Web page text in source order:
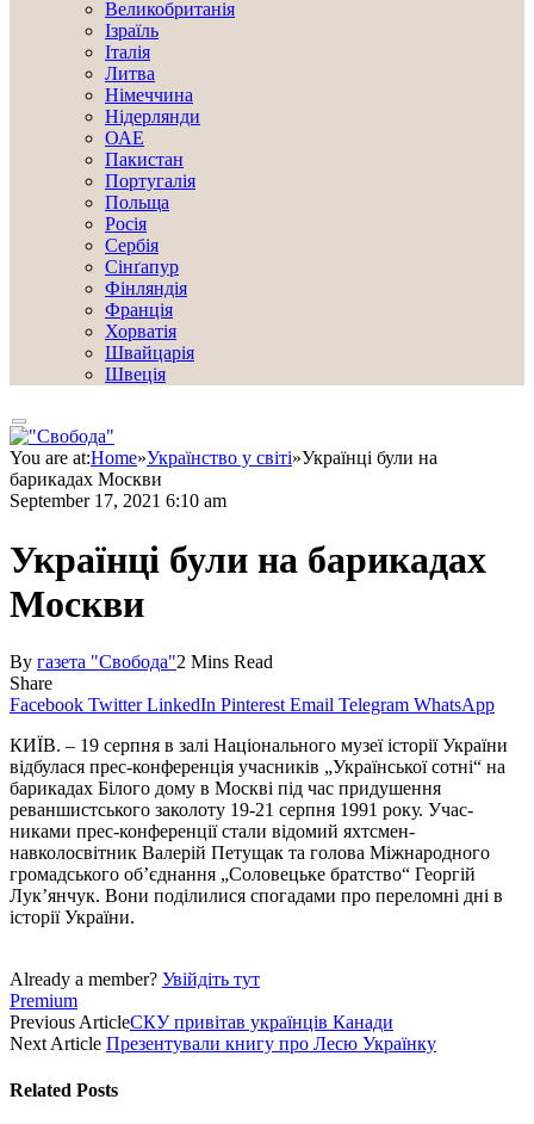
Великобританія
Ізраїль
Італія
Литва
Німеччина
Нідерлянди
ОАЕ
Пакистан
Португалія
Польща
Росія
Сербія
Сінґапур
Фінляндія
Франція
Хорватія
Швайцарія
Швеція
You are at:Home»Українство у світі»Українці були на
барикадах Москви
September 17, 2021 6:10 am
Українці були на барикадах
Москви
By газета "Свобода"2 Mins Read
Share
Facebook Twitter LinkedIn Pinterest Email Telegram WhatsApp
КИЇВ. – 19 серпня в залі Національного музеї історії України
відбулася прес-конференція учасників „Української сотні“ на
барикадах Білого дому в Москві під час придушення
реваншистського заколоту 19-21 серпня 1991 року. Учас­
никами прес-конференції стали відомий яхтсмен-
навколосвітник Валерій Петущак та голова Між­народного
громадського об’єднання „Соло­вецьке братство“ Георгій
Лук’янчук. Вони поділилися спогадами про переломні дні в
історії України.
Already a member? Увійдіть тут
Premium
Previous ArticleСКУ привітав українців Канади
Next Article Презентували книгу про Лесю Українку
Related Posts